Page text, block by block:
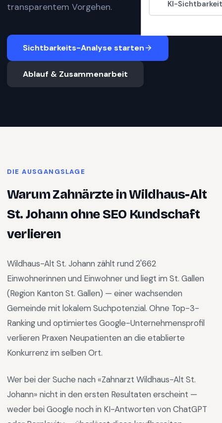
KI-
transparentem Vorgehen.
Sichtbarkeits-Analyse starten
Ablauf & Zusammenarbeit
DIE AUSGANGSLAGE
WarumZahnärzteinWildhaus-Alt
St. Johannohne SEO Kundschaft
verlieren
Wildhaus-Alt St. Johann zählt rund 2'662
Einwohnerinnen und Einwohner und liegt im St. Gallen
(Region Kanton St. Gallen) — einer wachsenden
Gemeinde mit lokalem Suchpotenzial. Ohne Top-3-
Ranking und optimiertes Google-Unternehmensprofil
verlieren Praxen Neupatienten an die etablierte
Konkurrenz im selben Ort.
Wer bei der Suche nach «Zahnarzt Wildhaus-Alt St.
Johann» nicht in den ersten Resultaten erscheint —
weder bei Google noch in KI-Antworten von ChatGPT